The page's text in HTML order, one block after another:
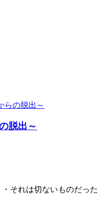
脱出～
それは切ないものだった